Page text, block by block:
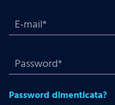
Password dimenticata?